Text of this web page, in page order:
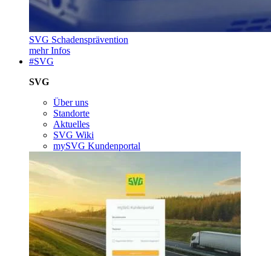
SVG Schadensprävention
mehr Infos
#SVG
SVG
Über uns
Standorte
Aktuelles
SVG Wiki
mySVG Kundenportal